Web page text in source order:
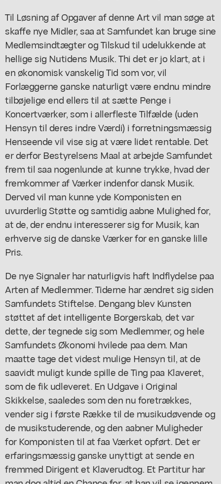
Til Løsning af Opgaver af denne Art vil man søge at
skaffe nye Midler, saa at Samfundet kan bruge sine
Medlemsindtægter og Tilskud til udelukkende at
hellige sig Nutidens Musik. Thi det er jo klart, at i
en økonomisk vanskelig Tid som vor, vil
Forlæggerne ganske naturligt være endnu mindre
tilbøjelige end ellers til at sætte Penge i
Koncertværker, som i allerfleste Tilfælde (uden
Hensyn til deres indre Værdi) i forretningsmæssig
Henseende vil vise sig at være lidet rentable. Det
er derfor Bestyrelsens Maal at arbejde Samfundet
frem til saa nogenlunde at kunne trykke, hvad der
fremkommer af Værker indenfor dansk Musik.
Derved vil man kunne yde Komponisten en
uvurderlig Støtte og samtidig aabne Mulighed for,
at de, der endnu interesserer sig for Musik, kan
erhverve sig de danske Værker for en ganske lille
Pris.
De nye Signaler har naturligvis haft Indflydelse paa
Arten af Medlemmer. Tiderne har ændret sig siden
Samfundets Stiftelse. Dengang blev Kunsten
støttet af det intelligente Borgerskab, det var
dette, der tegnede sig som Medlemmer, og hele
Samfundets Økonomi hvilede paa dem. Man
maatte tage det videst mulige Hensyn til, at de
saavidt muligt kunde spille de Ting paa Klaveret,
som de fik udleveret. En Udgave i Original
Skikkelse, saaledes som den nu foretrækkes,
vender sig i første Række til de musikudøvende og
de musikstuderende, og den aabner Muligheder
for Komponisten til at faa Værket opført. Det er
erfaringsmæssig ganske unyttigt at sende en
fremmed Dirigent et Klaverudtog. Et Partitur har